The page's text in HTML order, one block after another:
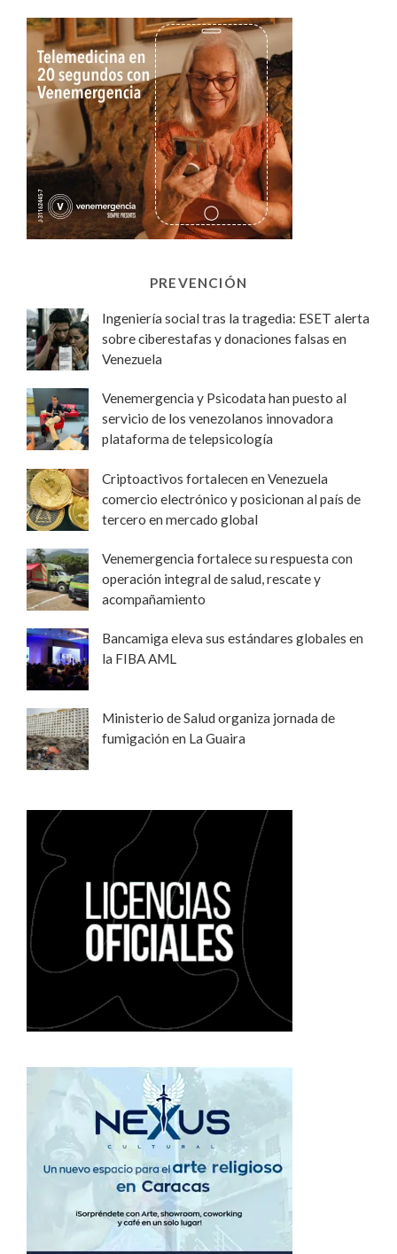
PREVENCIÓN
Ingeniería social tras la tragedia: ESET alerta
sobre ciberestafas y donaciones falsas en
Venezuela
Venemergencia y Psicodata han puesto al
servicio de los venezolanos innovadora
plataforma de telepsicología
Criptoactivos fortalecen en Venezuela
comercio electrónico y posicionan al país de
tercero en mercado global
Venemergencia fortalece su respuesta con
operación integral de salud, rescate y
acompañamiento
Bancamiga eleva sus estándares globales en
la FIBA AML
Ministerio de Salud organiza jornada de
fumigación en La Guaira